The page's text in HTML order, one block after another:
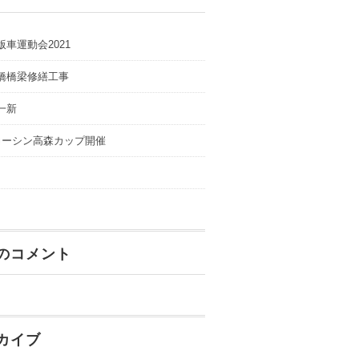
車運動会2021
橋梁修繕工事
新
シン高森カップ開催
コメント
イブ